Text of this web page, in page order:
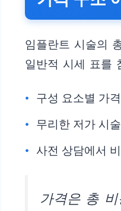
임플란트 시술의
일반적 시세 표를
구성 요소별 가
무리한 저가 시
사전 상담에서
가격은 총